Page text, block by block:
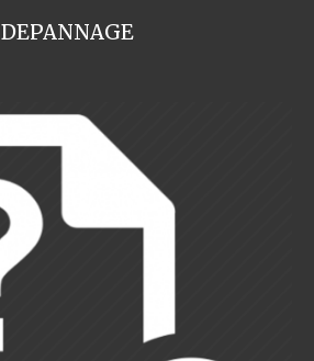
DEPANNAGE